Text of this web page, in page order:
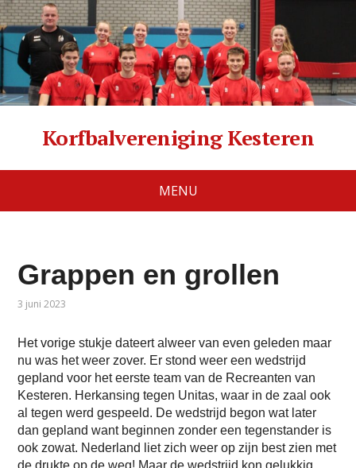
Korfbalvereniging Kesteren
MENU
Grappen en grollen
3 juni 2023
Het vorige stukje dateert alweer van even geleden maar
nu was het weer zover. Er stond weer een wedstrijd
gepland voor het eerste team van de Recreanten van
Kesteren. Herkansing tegen Unitas, waar in de zaal ook
al tegen werd gespeeld. De wedstrijd begon wat later
dan gepland want beginnen zonder een tegenstander is
ook zowat. Nederland liet zich weer op zijn best zien met
de drukte op de weg! Maar de wedstrijd kon gelukkig